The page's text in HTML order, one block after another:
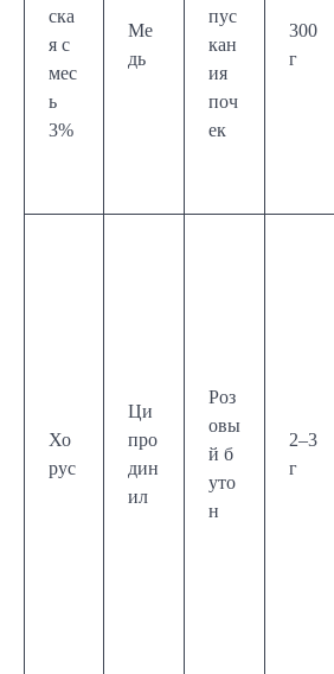
ска
я с
мес
ь
3%
Ме
дь
пус
кан
ия
поч
ек
300
г
Хо
рус
Ци
про
дин
ил
Роз
овы
й б
уто
н
2–3
г